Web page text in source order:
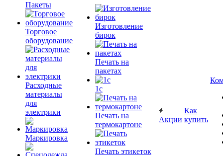
Пакеты
Торговое
оборудование
Расходные
материалы
для
электрики
Маркировка
Изготовление
бирок
Печать на
пакетах
1c
Печать на
термокартоне
Печать этикеток
Акции
Как
купить